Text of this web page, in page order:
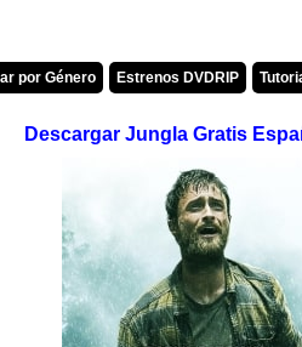
por Género Estrenos DVDRIP
Descargar Jungla Gratis